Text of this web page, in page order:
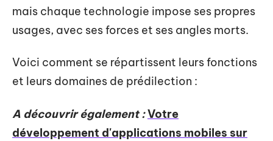
mais chaque technologie impose ses propres
usages, avec ses forces et ses angles morts.
Voici comment se répartissent leurs fonctions
et leurs domaines de prédilection :
A découvrir également :Votre
développement d'applications mobiles sur